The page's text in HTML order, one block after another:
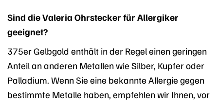
Sind die Valeria Ohrstecker für Allergiker
geeignet?
375er Gelbgold enthält in der Regel einen geringen
Anteil an anderen Metallen wie Silber, Kupfer oder
Palladium. Wenn Sie eine bekannte Allergie gegen
bestimmte Metalle haben, empfehlen wir Ihnen, vor